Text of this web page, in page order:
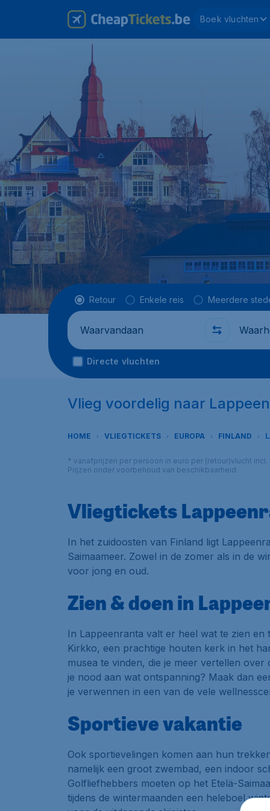
Boek vluchten
Vluchttype
Retour Enkele reis Meerdere
Waarvandaan
Directe vluchten
Vlieg voordelig naar
HOME VLIEGTICKETS EUROPA FINLAND
* vanafprijzen per persoon in euro per (retour)vlucht
Prijzen onder voorbehoud van beschikbaarheid.
Vliegtickets
In het zuidoosten van Finland ligt
Saimaameer. Zowel in de zomer als in de
voor jong en oud.
Zien & doen in
In Lappeenranta valt er heel wat te zien
Kirkko, een prachtige houten kerk in het
musea te vinden, die je meer vertellen
je nood aan wat ontspanning? Maak dan
je verwennen in een van de vele
Sportieve vakantie
Ook sportievelingen komen aan hun
namelijk een groot zwembad, een indoor
Golfliefhebbers moeten op het Etelä-
tijdens de wintermaanden een heleboel